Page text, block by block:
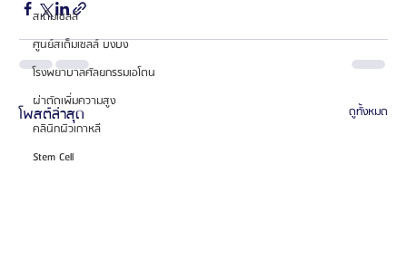
สเต็มเซลล์
ศูนย์สเต็มเซลล์ บงบง
โรงพยาบาลศัลยกรรมเอโตน
ผ่าตัดเพิ่มความสูง
คลินิกผิวเกาหลี
Stem Cell
โพสต์ล่าสุด ดูทั้งหมด